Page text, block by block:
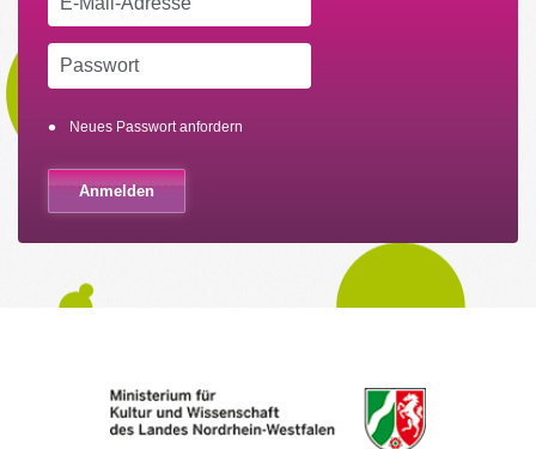
Neues Passwort anfordern